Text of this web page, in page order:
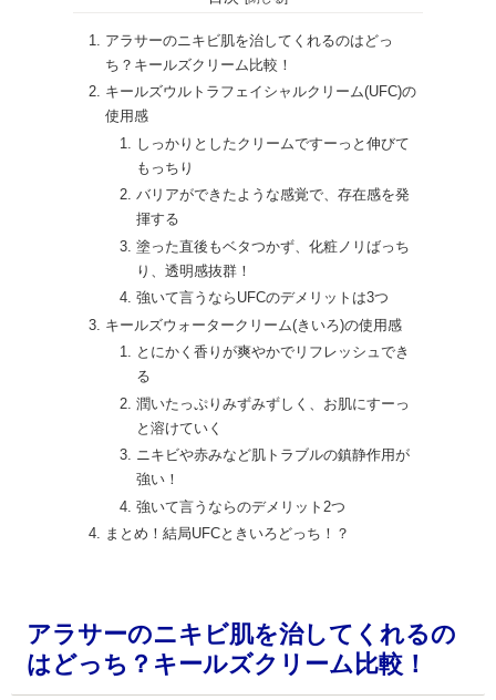
アラサーのニキビ肌を治してくれるのはどっ
ち？キールズクリーム比較！
キールズウルトラフェイシャルクリーム(UFC)の
使用感
しっかりとしたクリームですーっと伸びて
もっちり
バリアができたような感覚で、存在感を発
揮する
塗った直後もベタつかず、化粧ノリばっち
り、透明感抜群！
強いて言うならUFCのデメリットは3つ
キールズウォータークリーム(きいろ)の使用感
とにかく香りが爽やかでリフレッシュでき
る
潤いたっぷりみずみずしく、お肌にすーっ
と溶けていく
ニキビや赤みなど肌トラブルの鎮静作用が
強い！
強いて言うならのデメリット2つ
まとめ！結局UFCときいろどっち！？
アラサーのニキビ肌を治してくれるの
はどっち？キールズクリーム比較！